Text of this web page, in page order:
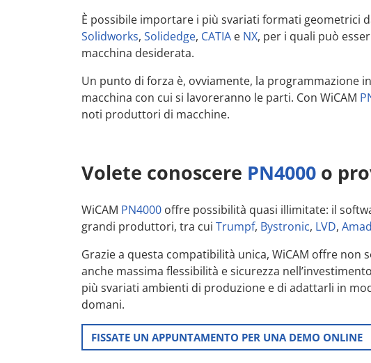
È possibile importare i più svariati formati geometrici
Solidworks, Solidedge, CATIA e NX, per i quali può
macchina desiderata.
Un punto di forza è, ovviamente, la programmazione
macchina con cui si lavoreranno le parti. Con WiCAM
noti produttori di macchine.
Volete conoscere PN4000 o
WiCAM PN4000 offre possibilità quasi illimitate: il
grandi produttori, tra cui Trumpf, Bystronic, LVD,
Grazie a questa compatibilità unica, WiCAM offre non
anche massima flessibilità e sicurezza
più svariati ambienti di produzione e di adattarli in
domani.
FISSATE UN APPUNTAMENTO PER UNA DEMO ONLINE